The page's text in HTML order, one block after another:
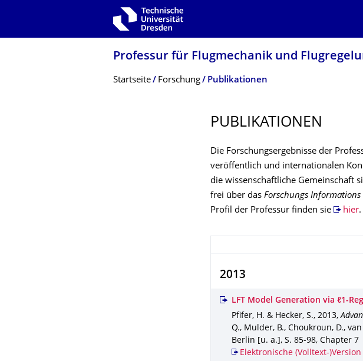
Zur Hauptnavigation springen
Professur für Flugmechanik und
Breadcrumb-Menü
Startseite Forschung Publikationen
PUBLIKATIONEN
Die Forschungsergebnisse der
veröffentlich und internationalen
die wissenschaftliche Gemeinschaft
frei über das Forschungs Informations
Profil der Professur finden sie
hier.
2013
LFT Model Generation via ℓ1-
Pfifer, H. & Hecker, S., 2013,
Q., Mulder, B., Choukroun, D.,
Berlin [u. a.] , S. 85-98, Chapter 7
Elektronische (Volltext-)Version